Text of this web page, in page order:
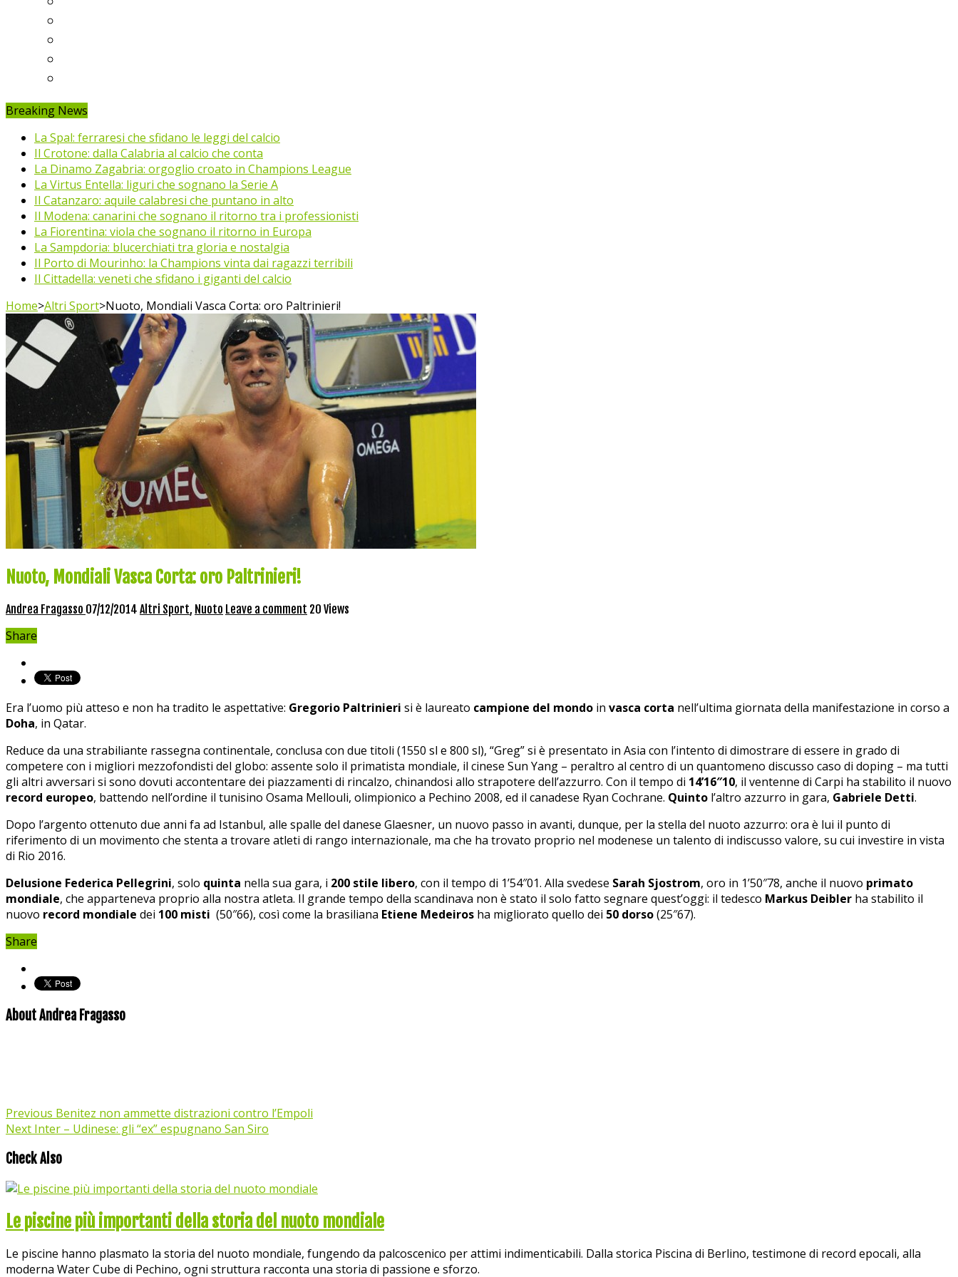
Breaking News
La Spal: ferraresi che sfidano le leggi del calcio
Il Crotone: dalla Calabria al calcio che conta
La Dinamo Zagabria: orgoglio croato in Champions League
La Virtus Entella: liguri che sognano la Serie A
Il Catanzaro: aquile calabresi che puntano in alto
Il Modena: canarini che sognano il ritorno tra i professionisti
La Fiorentina: viola che sognano il ritorno in Europa
La Sampdoria: blucerchiati tra gloria e nostalgia
Il Porto di Mourinho: la Champions vinta dai ragazzi terribili
Il Cittadella: veneti che sfidano i giganti del calcio
Home>Altri Sport>Nuoto, Mondiali Vasca Corta: oro Paltrinieri!
Nuoto, Mondiali Vasca Corta: oro Paltrinieri!
Andrea Fragasso 07/12/2014 Altri Sport, Nuoto Leave a comment 20 Views
Share
Era l’uomo più atteso e non ha tradito le aspettative: Gregorio Paltrinieri si è laureato campione del mondo in vasca corta nell’ultima giornata della manifestazione in corso a
Doha, in Qatar.
Reduce da una strabiliante rassegna continentale, conclusa con due titoli (1550 sl e 800 sl), “Greg” si è presentato in Asia con l’intento di dimostrare di essere in grado di
competere con i migliori mezzofondisti del globo: assente solo il primatista mondiale, il cinese Sun Yang – peraltro al centro di un quantomeno discusso caso di doping – ma tutti
gli altri avversari si sono dovuti accontentare dei piazzamenti di rincalzo, chinandosi allo strapotere dell’azzurro. Con il tempo di 14’16″10, il ventenne di Carpi ha stabilito il nuovo
record europeo, battendo nell’ordine il tunisino Osama Mellouli, olimpionico a Pechino 2008, ed il canadese Ryan Cochrane. Quinto l’altro azzurro in gara, Gabriele Detti.
Dopo l’argento ottenuto due anni fa ad Istanbul, alle spalle del danese Glaesner, un nuovo passo in avanti, dunque, per la stella del nuoto azzurro: ora è lui il punto di
riferimento di un movimento che stenta a trovare atleti di rango internazionale, ma che ha trovato proprio nel modenese un talento di indiscusso valore, su cui investire in vista
di Rio 2016.
Delusione Federica Pellegrini, solo quinta nella sua gara, i 200 stile libero, con il tempo di 1’54″01. Alla svedese Sarah Sjostrom, oro in 1’50″78, anche il nuovo primato
mondiale, che apparteneva proprio alla nostra atleta. Il grande tempo della scandinava non è stato il solo fatto segnare quest’oggi: il tedesco Markus Deibler ha stabilito il
nuovo record mondiale dei 100 misti (50″66), così come la brasiliana Etiene Medeiros ha migliorato quello dei 50 dorso(25″67).
Share
About Andrea Fragasso
Previous Benitez non ammette distrazioni contro l’Empoli
Next Inter – Udinese: gli “ex” espugnano San Siro
Check Also
Le piscine più importanti della storia del nuoto mondiale
Le piscine hanno plasmato la storia del nuoto mondiale, fungendo da palcoscenico per attimi indimenticabili. Dalla storica Piscina di Berlino, testimone di record epocali, alla
moderna Water Cube di Pechino, ogni struttura racconta una storia di passione e sforzo.